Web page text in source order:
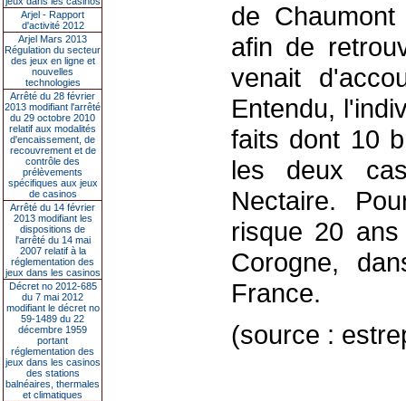
Arjel - Rapport
d'activité 2012
Arjel Mars 2013
Régulation du secteur
des jeux en ligne et
nouvelles
technologies
Arrêté du 28 février
2013 modifiant l'arrêté
du 29 octobre 2010
relatif aux modalités
d'encaissement, de
recouvrement et de
contrôle des
prélèvements
spécifiques aux jeux
de casinos
Arrêté du 14 février
2013 modifiant les
dispositions de
l'arrêté du 14 mai
2007 relatif à la
réglementation des
jeux dans les casinos
Décret no 2012-685
du 7 mai 2012
modifiant le décret no
59-1489 du 22
décembre 1959
portant
réglementation des
jeux dans les casinos
des stations
balnéaires, thermales
et climatiques
de
afin de
venait
Entendu,
faits dont 10
les deux
Nectaire.
risque 20
Corogne,
France.
(source :